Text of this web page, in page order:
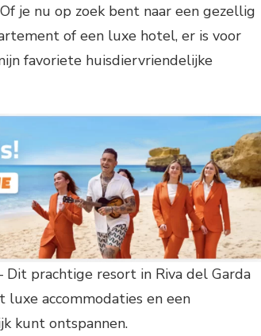
je nu op zoek bent naar een gezellig
of een luxe hotel, er is voor
favoriete huisdiervriendelijke
Dit prachtige resort in Riva del Garda
accommodaties en een
kunt ontspannen.